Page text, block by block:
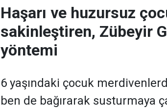
Haşarı ve huzursuz
sakinleştiren, Zübeyir
yöntemi
6 yaşındaki çocuk
ben de bağırarak susturmaya